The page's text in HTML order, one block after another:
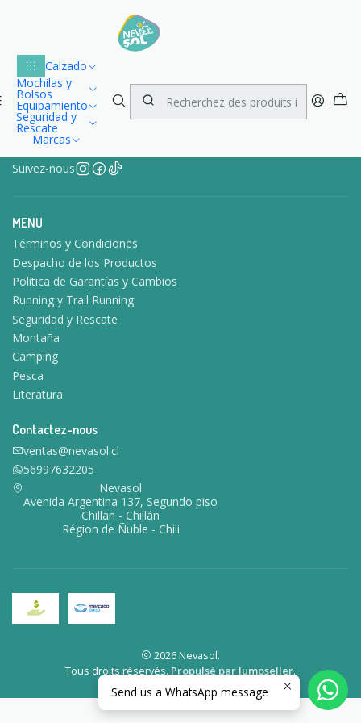
Calzado
Mochilas y
Bolsos
Equipamiento
Seguridad y
Rescate
Marcas
Envío gratuito dentro de Chile para compras desde $100.000
Suivez-nous
MENU
Términos y Condiciones
Despacho de los Productos
Política de Garantías y Cambios
Running y Trail Running
Seguridad y Rescate
Montaña
Camping
Pesca
Literatura
Contactez-nous
ventas@nevasol.cl
56997632205
Nevasol
Avenida Argentina 137, Segundo piso
Chillan - Chillán
Région de Ñuble - Chili
2026 Nevasol.
Tous droits réservés. Propulsé par Jumpseller.
Send us a WhatsApp message